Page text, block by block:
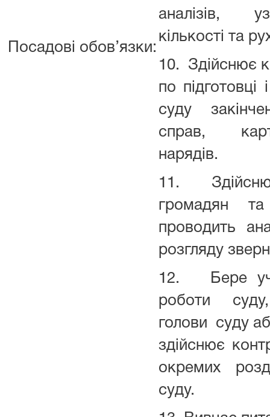
Посадові обов’язки:
аналізів,
кількості та
10. Здійснює
по підготовці
суду
справ,
нарядів.
11.
громадян
проводить
розгляду
12. Бере
роботи
голови суду
здійснює
окремих
суду.